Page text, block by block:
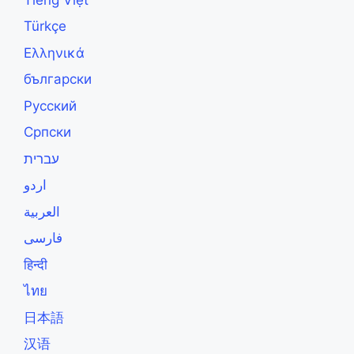
Türkçe
Ελληνικά
български
Русский
Српски
עברית
اردو
العربية
فارسی
हिन्दी
ไทย
日本語
汉语